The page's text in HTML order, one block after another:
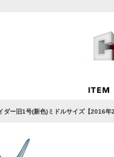
ダー旧1号(新色)ミドルサイズ【2016年